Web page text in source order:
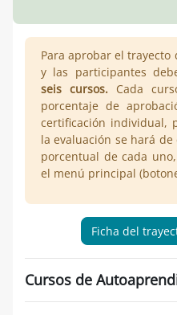
Para aprobar el
y las participantes
seis cursos. Cada
porcentaje de
certificación individual,
la evaluación se hará
porcentual de cada
el menú principal
Ficha del
Cursos de